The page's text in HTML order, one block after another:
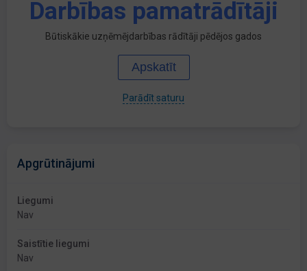
Darbības pamatrādītāji
Būtiskākie uzņēmējdarbības rādītāji pēdējos gados
Apskatīt
Parādīt saturu
Apgrūtinājumi
Liegumi
Nav
Saistītie liegumi
Nav